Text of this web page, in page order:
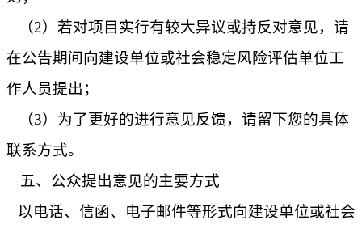
（2）若对项目实行有较大异议或持反对意见，请
在公告期间向建设单位或社会稳定风险评估单位工
作人员提出；
（3）为了更好的进行意见反馈，请留下您的具体
联系方式。
五、公众提出意见的主要方式
以电话、信函、电子邮件等形式向建设单位或社会